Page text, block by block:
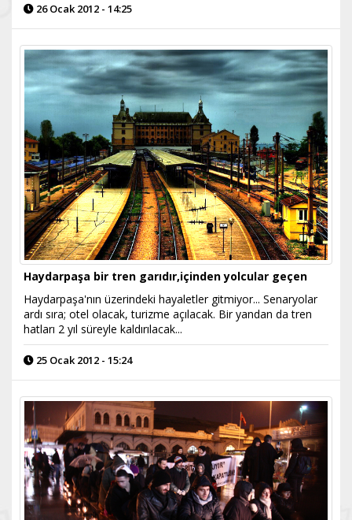
26 Ocak 2012 - 14:25
Haydarpaşa bir tren garıdır,içinden yolcular geçen
Haydarpaşa'nın üzerindeki hayaletler gitmiyor... Senaryolar
ardı sıra; otel olacak, turizme açılacak. Bir yandan da tren
hatları 2 yıl süreyle kaldırılacak...
25 Ocak 2012 - 15:24